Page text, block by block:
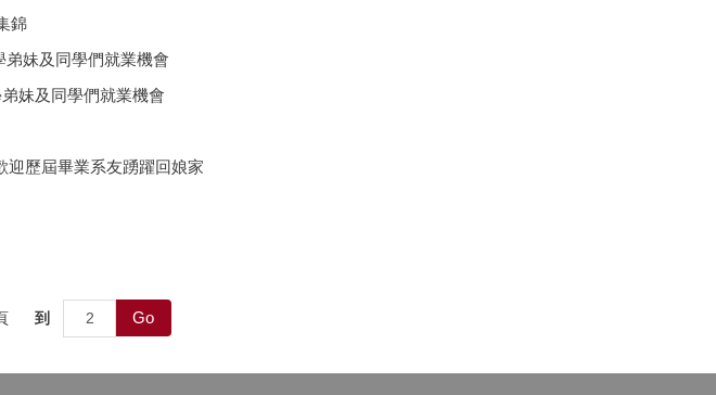
錦
弟妹及同學們就業機會
妹及同學們就業機會
迎歷屆畢業系友踴躍回娘家
到 Go